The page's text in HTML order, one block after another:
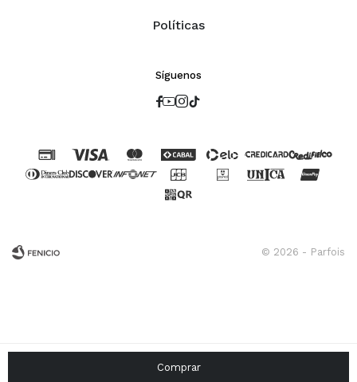
Comprar
Políticas
Síguenos

© 2026 - Parfois